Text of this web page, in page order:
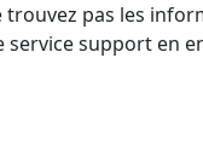
trouvez pas les
service support en